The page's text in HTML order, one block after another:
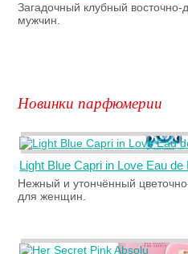
Загадочный клубный
мужчин.
Новинки парфюмерии
Light Blue Capri in Love Eau de
Нежный и утончённый
для женщин.